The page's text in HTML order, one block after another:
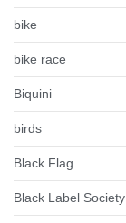
bike
bike race
Biquini
birds
Black Flag
Black Label Society